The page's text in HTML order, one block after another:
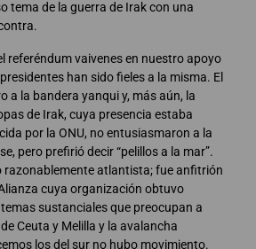
tema de la guerra de Irak con una
referéndum vaivenes en nuestro apoyo
han sido fieles a la misma. El
a la bandera yanqui y, más aún, la
de Irak, cuya presencia estaba
por la ONU, no entusiasmaron a la
pero prefirió decir “pelillos a la mar”.
razonablemente atlantista; fue anfitrión
cuya organización obtuvo
sustanciales que preocupan a
Ceuta y Melilla y la avalancha
los del sur no hubo movimiento.